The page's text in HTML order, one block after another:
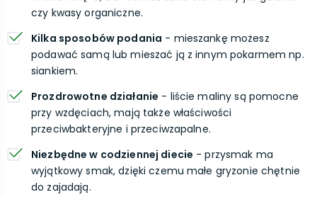
czy kwasy organiczne.
Kilka sposobów podania - mieszankę możesz
podawać samą lub mieszać ją z innym pokarmem np.
siankiem.
Prozdrowotne działanie - liście maliny są pomocne
przy wzdęciach, mają także właściwości
przeciwbakteryjne i przeciwzapalne.
Niezbędne w codziennej diecie - przysmak ma
wyjątkowy smak, dzięki czemu małe gryzonie chętnie
do zajadają.